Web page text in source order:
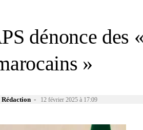
dénonce des
»
Rédaction - 12 février 2025 à 17:09